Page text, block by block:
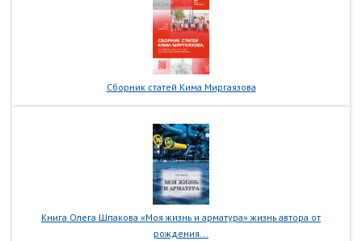
Сборник статей Кима Миргаязова
Книга Олега Шпакова «Моя жизнь и арматура» жизнь автора от
рождения...